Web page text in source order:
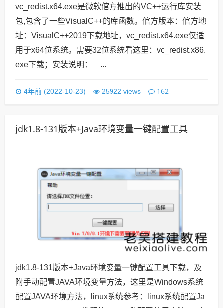
vc_redist.x64.exe是微软倌方推出的VC++运行库安装
包,包含了一些VisualC++的库函数。倌方版本：倌方地
址：VisualC++2019下载地址，vc_redist.x64.exe仅适
用于x64位系统。需要32位系统看这里：vc_redist.x86.
exe下载；安装说明： ...
4年前 (2022-10-23) 25922 views 162
jdk1.8-131版本+Java环境变量一键配置工具
jdk1.8-131版本+Java环境变量一键配置工具下载，及
附手动配置JAVA环境变量方法，这里是Windows系统
配置JAVA环境方法，linux系统参考：linux系统配置Ja